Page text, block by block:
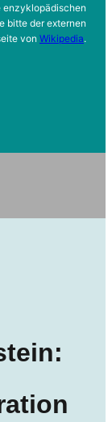
enzyklopädischen
bitte der externen
von Wikipedia.
: